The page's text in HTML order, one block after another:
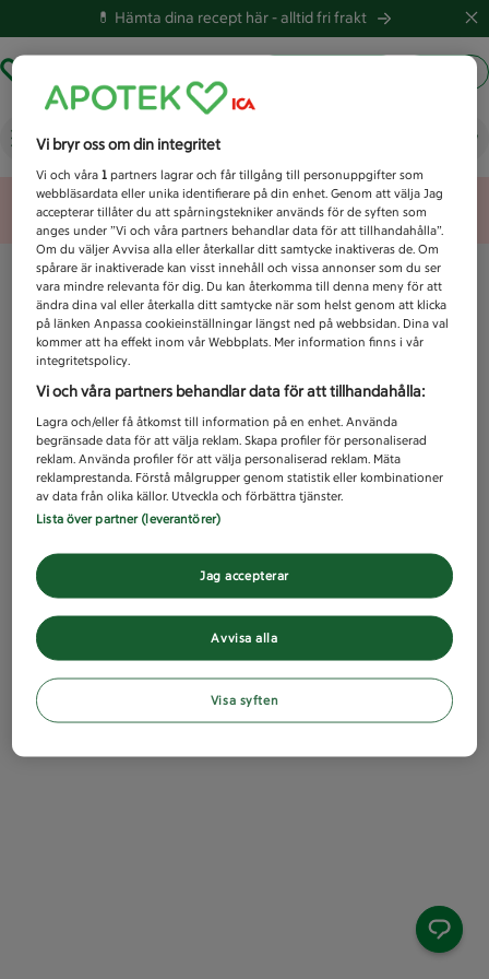
💊 Hämta dina recept här -alltid fri frakt
Vad letar du efter idag?
Unknown error
Vi bryr oss om din integritet
Vi och våra1 partners lagrar och får tillgång till personuppgifter som
webbläsardata eller unika identifierare på din enhet. Genom att välja Jag
accepterar tillåter du att spårningstekniker används för de syften som
anges under ”Vi och våra partners behandlar data för att tillhandahålla”.
Om du väljer Avvisa alla eller återkallar ditt samtycke inaktiveras de. Om
spårare är inaktiverade kan visst innehåll och vissa annonser som du ser
vara mindre relevanta för dig. Du kan återkomma till denna meny för att
ändra dina val eller återkalla ditt samtycke när som helst genom att klicka
på länken Anpassa cookieinställningar längst ned på webbsidan. Dina val
kommer att ha effekt inom vår Webbplats. Mer information finns i vår
integritetspolicy.
Vi och våra partners behandlar data för att tillhandahålla:
Lagra och/eller få åtkomst till information på en enhet. Använda
begränsade data för att välja reklam. Skapa profiler för personaliserad
reklam. Använda profiler för att välja personaliserad reklam. Mäta
reklamprestanda. Förstå målgrupper genom statistik eller kombinationer
av data från olika källor. Utveckla och förbättra tjänster.
Lista över partner (leverantörer)
Avvisa alla
Jag accepterar
Visa syften